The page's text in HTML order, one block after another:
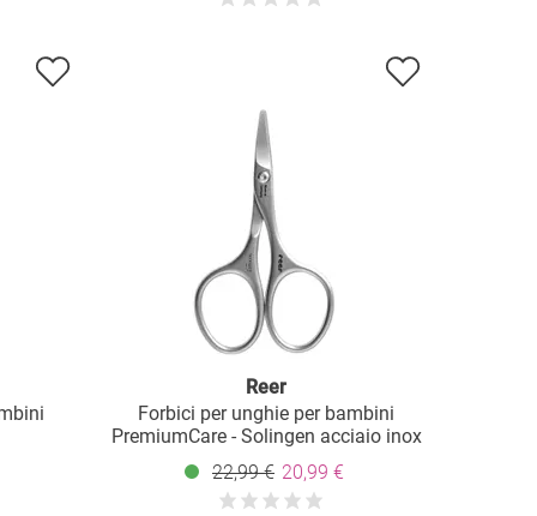
Reer
Forbici per unghie per bambini
PremiumCare - Solingen acciaio inox
22,99 € 20,99 €